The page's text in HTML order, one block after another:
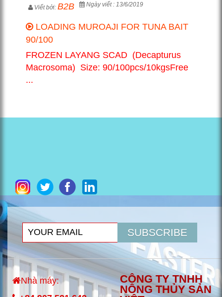
Viết bởi:B2B Ngày viết : 13/6/2019
LOADING MUROAJI FOR TUNA BAIT
90/100
FROZEN LAYANG SCAD (Decapturus
Macrosoma) Size: 90/100pcs/10kgsFree
...
SUBSCRIBE
Nhà máy:
CÔNG TY TNHH
NÔNG THỦY SẢN